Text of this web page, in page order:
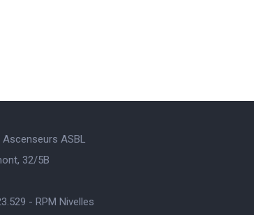
ASBL
32/5B
- RPM Nivelles